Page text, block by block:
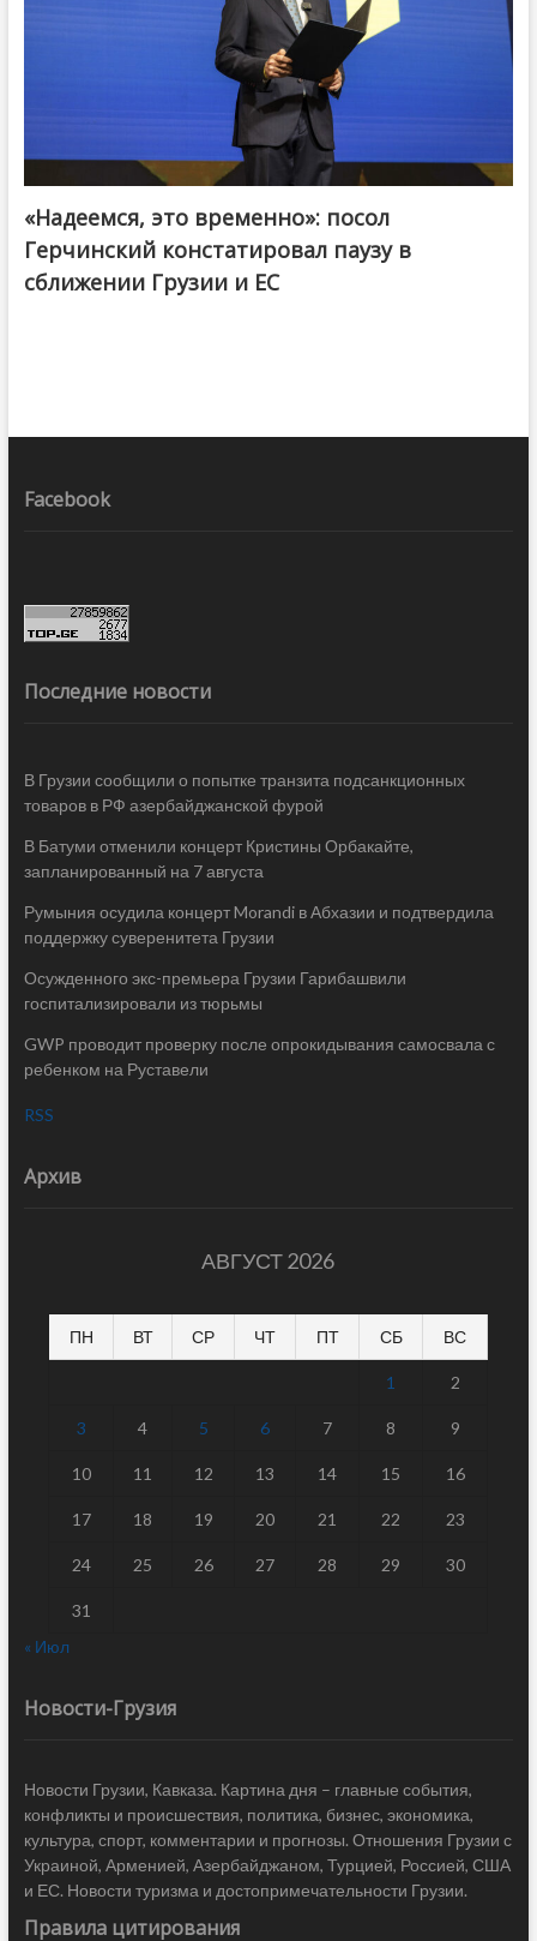
«Надеемся, это временно»: посол
Герчинский констатировал паузу в
сближении Грузии и ЕС
Facebook
Последние новости
В Грузии сообщили о попытке транзита подсанкционных
товаров в РФ азербайджанской фурой
В Батуми отменили концерт Кристины Орбакайте,
запланированный на 7 августа
Румыния осудила концерт Morandi в Абхазии и подтвердила
поддержку суверенитета Грузии
Осужденного экс-премьера Грузии Гарибашвили
госпитализировали из тюрьмы
GWP проводит проверку после опрокидывания самосвала с
ребенком на Руставели
RSS
Архив
АВГУСТ 2026
ПН ВТ СР ЧТ ПТ СБ ВС
1 2
3 4 5 6 7 8 9
10 11 12 13 14 15 16
17 18 19 20 21 22 23
24 25 26 27 28 29 30
31
« Июл
Новости-Грузия
Новости Грузии, Кавказа. Картина дня – главные события,
конфликты и происшествия, политика, бизнес, экономика,
культура, спорт, комментарии и прогнозы. Отношения Грузии с
Украиной, Арменией, Азербайджаном, Турцией, Россией, США
и ЕС. Новости туризма и достопримечательности Грузии.
Правила цитирования